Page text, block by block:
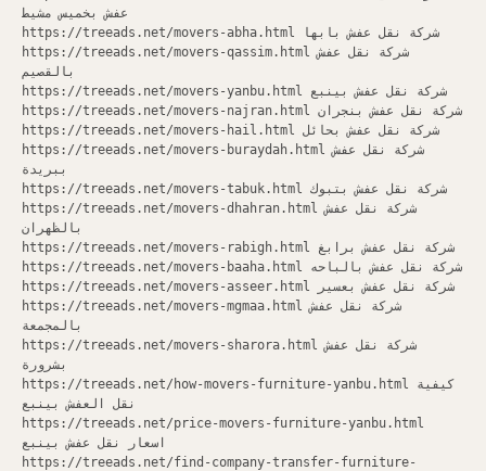
عفش بخميس مشيط
https://treeads.net/movers-abha.html شركة نقل عفش بابها
https://treeads.net/movers-qassim.html شركة نقل عفش
بالقصيم
https://treeads.net/movers-yanbu.html شركة نقل عفش بينبع
https://treeads.net/movers-najran.html شركة نقل عفش بنجران
https://treeads.net/movers-hail.html شركة نقل عفش بحائل
https://treeads.net/movers-buraydah.html شركة نقل عفش
ببريدة
https://treeads.net/movers-tabuk.html شركة نقل عفش بتبوك
https://treeads.net/movers-dhahran.html شركة نقل عفش
بالظهران
https://treeads.net/movers-rabigh.html شركة نقل عفش برابغ
https://treeads.net/movers-baaha.html شركة نقل عفش بالباحه
https://treeads.net/movers-asseer.html شركة نقل عفش بعسير
https://treeads.net/movers-mgmaa.html شركة نقل عفش
بالمجمعة
https://treeads.net/movers-sharora.html شركة نقل عفش
بشرورة
https://treeads.net/how-movers-furniture-yanbu.html كيفية
نقل العفش بينبع
https://treeads.net/price-movers-furniture-yanbu.html
اسعار نقل عفش بينبع
https://treeads.net/find-company-transfer-furniture-